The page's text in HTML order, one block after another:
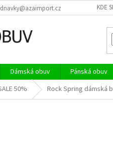
KDE
Dámská obuv Pánská obuv
50% Rock Spring dámská